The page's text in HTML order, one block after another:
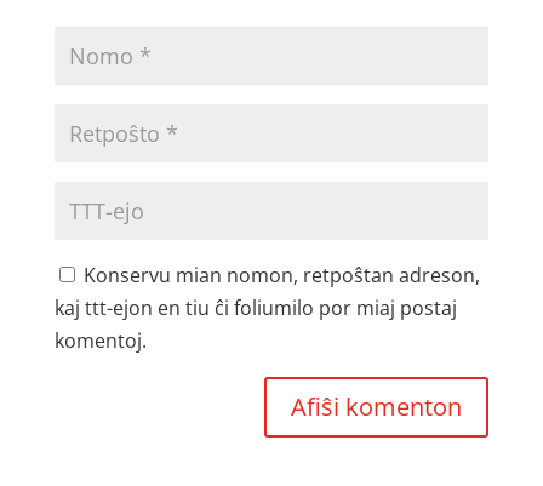
Konservu mian nomon, retpoŝtan adreson,
kaj ttt-ejon en tiu ĉi foliumilo por miaj postaj
komentoj.